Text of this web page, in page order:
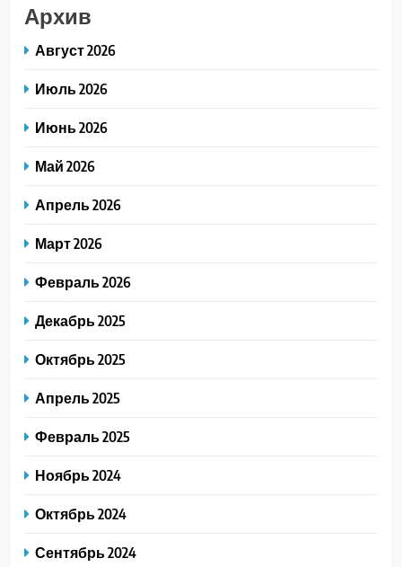
Архив
Август 2026
Июль 2026
Июнь 2026
Май 2026
Апрель 2026
Март 2026
Февраль 2026
Декабрь 2025
Октябрь 2025
Апрель 2025
Февраль 2025
Ноябрь 2024
Октябрь 2024
Сентябрь 2024